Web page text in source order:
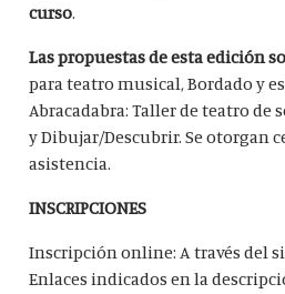
curso.
Las propuestas de esta edición
para teatro musical, Bordado y
Abracadabra: Taller de teatro de
y Dibujar/Descubrir.Se otorgan
asistencia.
INSCRIPCIONES
Inscripción online: A través del
Enlaces indicados en la